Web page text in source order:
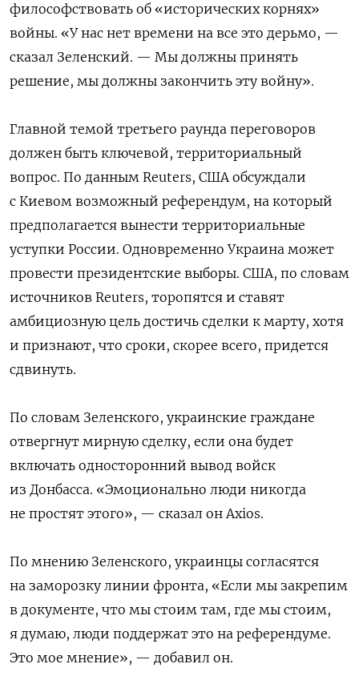
философствовать об «исторических корнях»
войны. «У нас нет времени на все это дерьмо, —
сказал Зеленский. — Мы должны принять
решение, мы должны закончить эту войну».
Главной темой третьего раунда переговоров
должен быть ключевой, территориальный
вопрос. По данным Reuters, США обсуждали
с Киевом возможный референдум, на который
предполагается вынести территориальные
уступки России. Одновременно Украина может
провести президентские выборы. США, по словам
источников Reuters, торопятся и ставят
амбициозную цель достичь сделки к марту, хотя
и признают, что сроки, скорее всего, придется
сдвинуть.
По словам Зеленского, украинские граждане
отвергнут мирную сделку, если она будет
включать односторонний вывод войск
из Донбасса. «Эмоционально люди никогда
не простят этого», — сказал он Axios.
По мнению Зеленского, украинцы согласятся
на заморозку линии фронта, «Если мы закрепим
в документе, что мы стоим там, где мы стоим,
я думаю, люди поддержат это на референдуме.
Это мое мнение», — добавил он.